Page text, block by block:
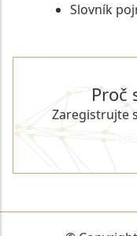
Slovník
Proč
Zaregistrujte